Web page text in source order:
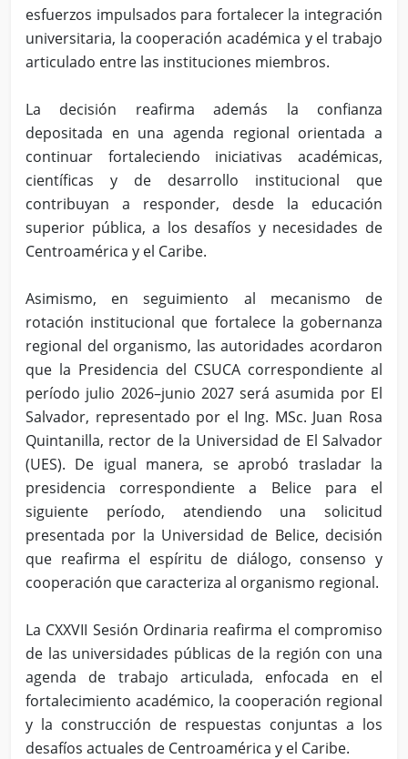
esfuerzos impulsados para fortalecer la integración
universitaria, la cooperación académica y el trabajo
articulado entre las instituciones miembros.
La decisión reafirma además la confianza
depositada en una agenda regional orientada a
continuar fortaleciendo iniciativas académicas,
científicas y de desarrollo institucional que
contribuyan a responder, desde la educación
superior pública, a los desafíos y necesidades de
Centroamérica y el Caribe.
Asimismo, en seguimiento al mecanismo de
rotación institucional que fortalece la gobernanza
regional del organismo, las autoridades acordaron
que la Presidencia del CSUCA correspondiente al
período julio 2026–junio 2027 será asumida por El
Salvador, representado por el Ing. MSc. Juan Rosa
Quintanilla, rector de la Universidad de El Salvador
(UES). De igual manera, se aprobó trasladar la
presidencia correspondiente a Belice para el
siguiente período, atendiendo una solicitud
presentada por la Universidad de Belice, decisión
que reafirma el espíritu de diálogo, consenso y
cooperación que caracteriza al organismo regional.
La CXXVII Sesión Ordinaria reafirma el compromiso
de las universidades públicas de la región con una
agenda de trabajo articulada, enfocada en el
fortalecimiento académico, la cooperación regional
y la construcción de respuestas conjuntas a los
desafíos actuales de Centroamérica y el Caribe.